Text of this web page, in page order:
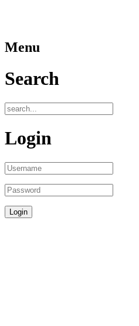
Menu
Search
Login